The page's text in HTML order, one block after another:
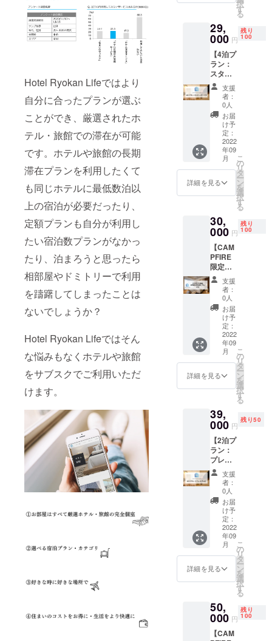
Hotel Ryokan Lifeではより
自分に合ったプランが選ぶ
ことができ、厳選されたホ
テル・旅館での滞在が可能
です。ホテルや旅館の長期
滞在プランを利用したくて
も同じホテルに最低数泊以
上の宿泊が必要だったり、
定額プランも自分が利用し
たい宿泊数プランがなかっ
たり、泊まろうと思ったら
相部屋やドミトリーで利用
を躊躇してしまったことは
ないでしょうか？
Hotel Ryokan Lifeではそん
な悩みもなくホテルや旅館
をサブスクでご利用いただ
けます。
間：
2023年
7月31日
まで
【宿泊
可能な
施設】
●HOTE
LITTLE
BIRD
OKU-
ASAKU
SA ●浅
草橋ベ
ルモン
トホテ
●イビス
スタイ
ルズ大
阪難波
●那覇
ビーチ
サイド
ホテル
※1支援
につ
き、原
則1名様
が対象
となり
ます。
によっ
ては2名
合もあ
るの
で、必
要な場
合はお
問い合
わせく
ださ
い。 ※
客室タ
イプに
よっ
て、ホ
テルカ
テゴリ
るた
め、宿
にお問
い合わ
せくだ
部屋に2
してい
ただけ
ます。
※連泊・
1泊ずつ
分けて
のご利
用いず
れも可
能で
す。 利
用可能
ホテル
数：5
利用可
能なお
部屋の
能なエ
リア：
東京・
大阪・
沖縄 ご
利用可
能期
間：
2023年
7月31日
まで
【宿泊
可能な
施設】
●HOTE
L
LITTLE
SA ●浅
草橋ベ
ルモン
トホテ
ル ●イ
ビス大
阪梅田
●イビス
スタイ
ルズ大
阪難波
●那覇
ビーチ
サイド
ホテル
につ
き、原
則1名様
となり
ます。
ホテル
によっ
択
す
る
29,
000 円
残り
100
【4泊プ
ラン：
スタン
ダー
ド】
CAMPF
IRE限定
スタン
ダード
プラン
該当の
お部屋
の中か
らお好
きなお
部屋に4
してい
ただけ
ます。
※連泊・
1泊ずつ
分けて
のご利
用いず
れも可
能で
す。 利
用可能
ホテル
数：5
利用可
能なお
部屋の
能なエ
リア：
東京・
大阪・
沖縄 ご
利用可
能期
間：
2023年
7月31日
まで
【宿泊
可能な
施設】
●HOTE
L
LITTLE
SA ●浅
草橋ベ
ルモン
トホテ
支援
者：
0人
お届
け予
定：
2022
年09
月
詳細を見る
こ
の
リ
タ
ー
ン
を
選
択
す
る
30,
000 円
残り
100
【CAM
PFIRE
限定】
初月割
引特別
延長プ
ラン（1
年） 通
常初月
のみ適
用の約
20％割
引（月3
泊・5
泊・10
泊プラ
年間利
用可能
なプラ
ンとな
りま
す。
支援
者：
0人
お届
け予
定：
2022
年09
月
詳細を見る
こ
の
リ
タ
ー
ン
を
選
択
す
る
39,
000 円
残り50
【2泊プ
ラン：
プレミ
アム】
CAMPF
IRE限定
プレミ
アムプ
ラン該
当のお
部屋の
中から
お好き
なお部
屋に2泊
宿泊し
だけま
す。 ※
連泊・1
泊ずつ
支援
者：
0人
お届
け予
定：
2022
年09
月
詳細を見る
こ
の
リ
タ
ー
ン
を
選
択
す
る
50,
000 円
残り
100
【CAM